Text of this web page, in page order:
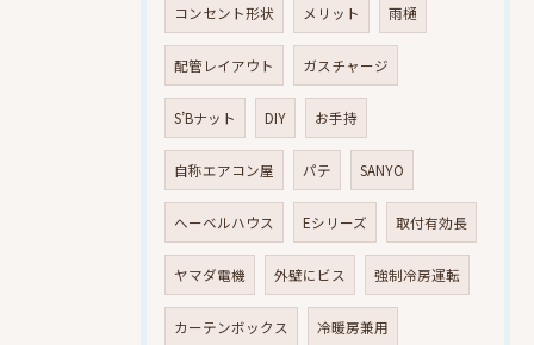
コンセント形状 メリット 雨樋
配管レイアウト ガスチャージ
S’Bナット DIY お手持
自称エアコン屋 パテ SANYO
へーベルハウス Eシリーズ 取付有効長
ヤマダ電機 外壁にビス 強制冷房運転
カーテンボックス 冷暖房兼用